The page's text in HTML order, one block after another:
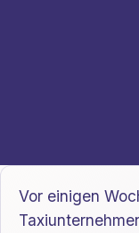
Vor einigen